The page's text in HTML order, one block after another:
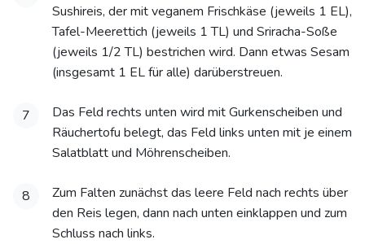
Sushireis, der mit veganem Frischkäse (jeweils 1 EL),
Tafel-Meerettich (jeweils 1 TL) und Sriracha-Soße
(jeweils 1/2 TL) bestrichen wird. Dann etwas Sesam
(insgesamt 1 EL für alle) darüberstreuen.
7
Das Feld rechts unten wird mit Gurkenscheiben und
Räuchertofu belegt, das Feld links unten mit je einem
Salatblatt und Möhrenscheiben.
8
Zum Falten zunächst das leere Feld nach rechts über
den Reis legen, dann nach unten einklappen und zum
Schluss nach links.